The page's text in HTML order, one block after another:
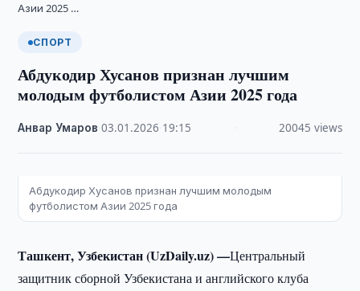
Азии 2025 …
СПОРТ
Абдукодир Хусанов признан лучшим
молодым футболистом Азии 2025 года
Анвар Умаров ·03.01.2026 19:15 20045 views
Абдукодир Хусанов признан лучшим молодым
футболистом Азии 2025 года
Ташкент, Узбекистан (UzDaily.uz) —Центральный
защитник сборной Узбекистана и английского клуба